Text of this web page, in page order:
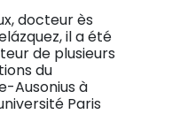
docteur ès
il a été
de plusieurs
du
Ausonius à
Paris